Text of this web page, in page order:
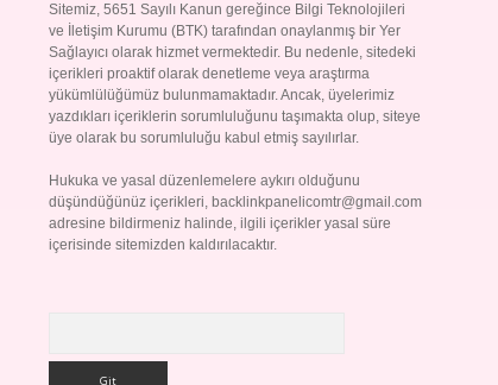
Sitemiz, 5651 Sayılı Kanun gereğince Bilgi Teknolojileri
ve İletişim Kurumu (BTK) tarafından onaylanmış bir Yer
Sağlayıcı olarak hizmet vermektedir. Bu nedenle, sitedeki
içerikleri proaktif olarak denetleme veya araştırma
yükümlülüğümüz bulunmamaktadır. Ancak, üyelerimiz
yazdıkları içeriklerin sorumluluğunu taşımakta olup, siteye
üye olarak bu sorumluluğu kabul etmiş sayılırlar.
Hukuka ve yasal düzenlemelere aykırı olduğunu
düşündüğünüz içerikleri, backlinkpanelicomtr@gmail.com
adresine bildirmeniz halinde, ilgili içerikler yasal süre
içerisinde sitemizden kaldırılacaktır.